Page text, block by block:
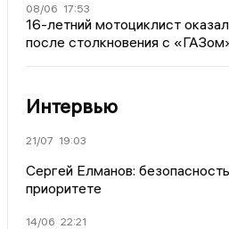
08/06 17:53
16-летний мотоциклист
после столкновения с
Интервью
21/07 19:03
Сергей Елманов:
приоритете
14/06 22:21